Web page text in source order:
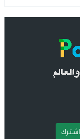
اشـتـرك